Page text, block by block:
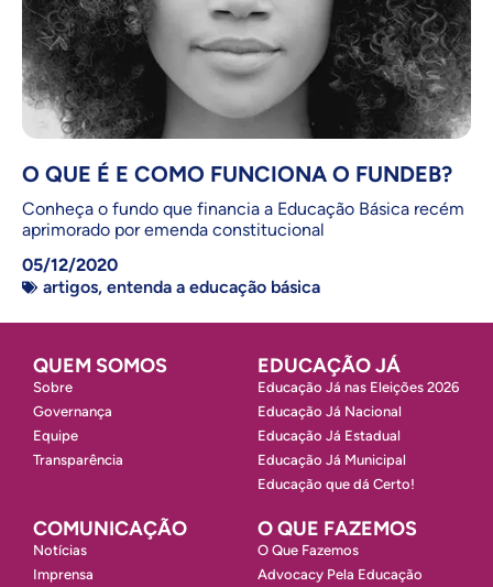
O QUE É E COMO FUNCIONA O FUNDEB?
Conheça o fundo que financia a Educação Básica recém
aprimorado por emenda constitucional
05/12/2020
artigos, entenda a educação básica
QUEM SOMOS
Sobre
Governança
Equipe
Transparência
EDUCAÇÃO JÁ
Educação Já nas Eleições 2026
Educação Já Nacional
Educação Já Estadual
Educação Já Municipal
Educação que dá Certo!
COMUNICAÇÃO
Notícias
Imprensa
O QUE FAZEMOS
O Que Fazemos
Advocacy Pela Educação